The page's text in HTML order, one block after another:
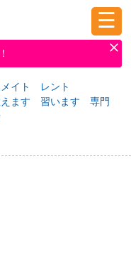
☰
イト
レント
ます 習います
専門